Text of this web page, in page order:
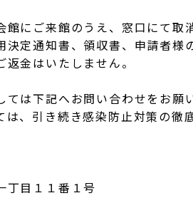
にご来館のうえ、窓口にて取
決定通知書、領収書、申請者様
金はいたしません。
ては下記へお問い合わせをお願
は、引き続き感染防止対策の徹
目１１番１号